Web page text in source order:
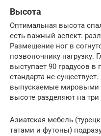
Высота
Оптимальная высота
есть важный аспект:
Размещение ног в
позвоночнику нагрузку.
выступает 90 градусов
стандарта не
выпускаемые мировыми
высоте разделяют на три
Азиатская мебель
татами и футоны)